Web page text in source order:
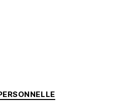
Categories